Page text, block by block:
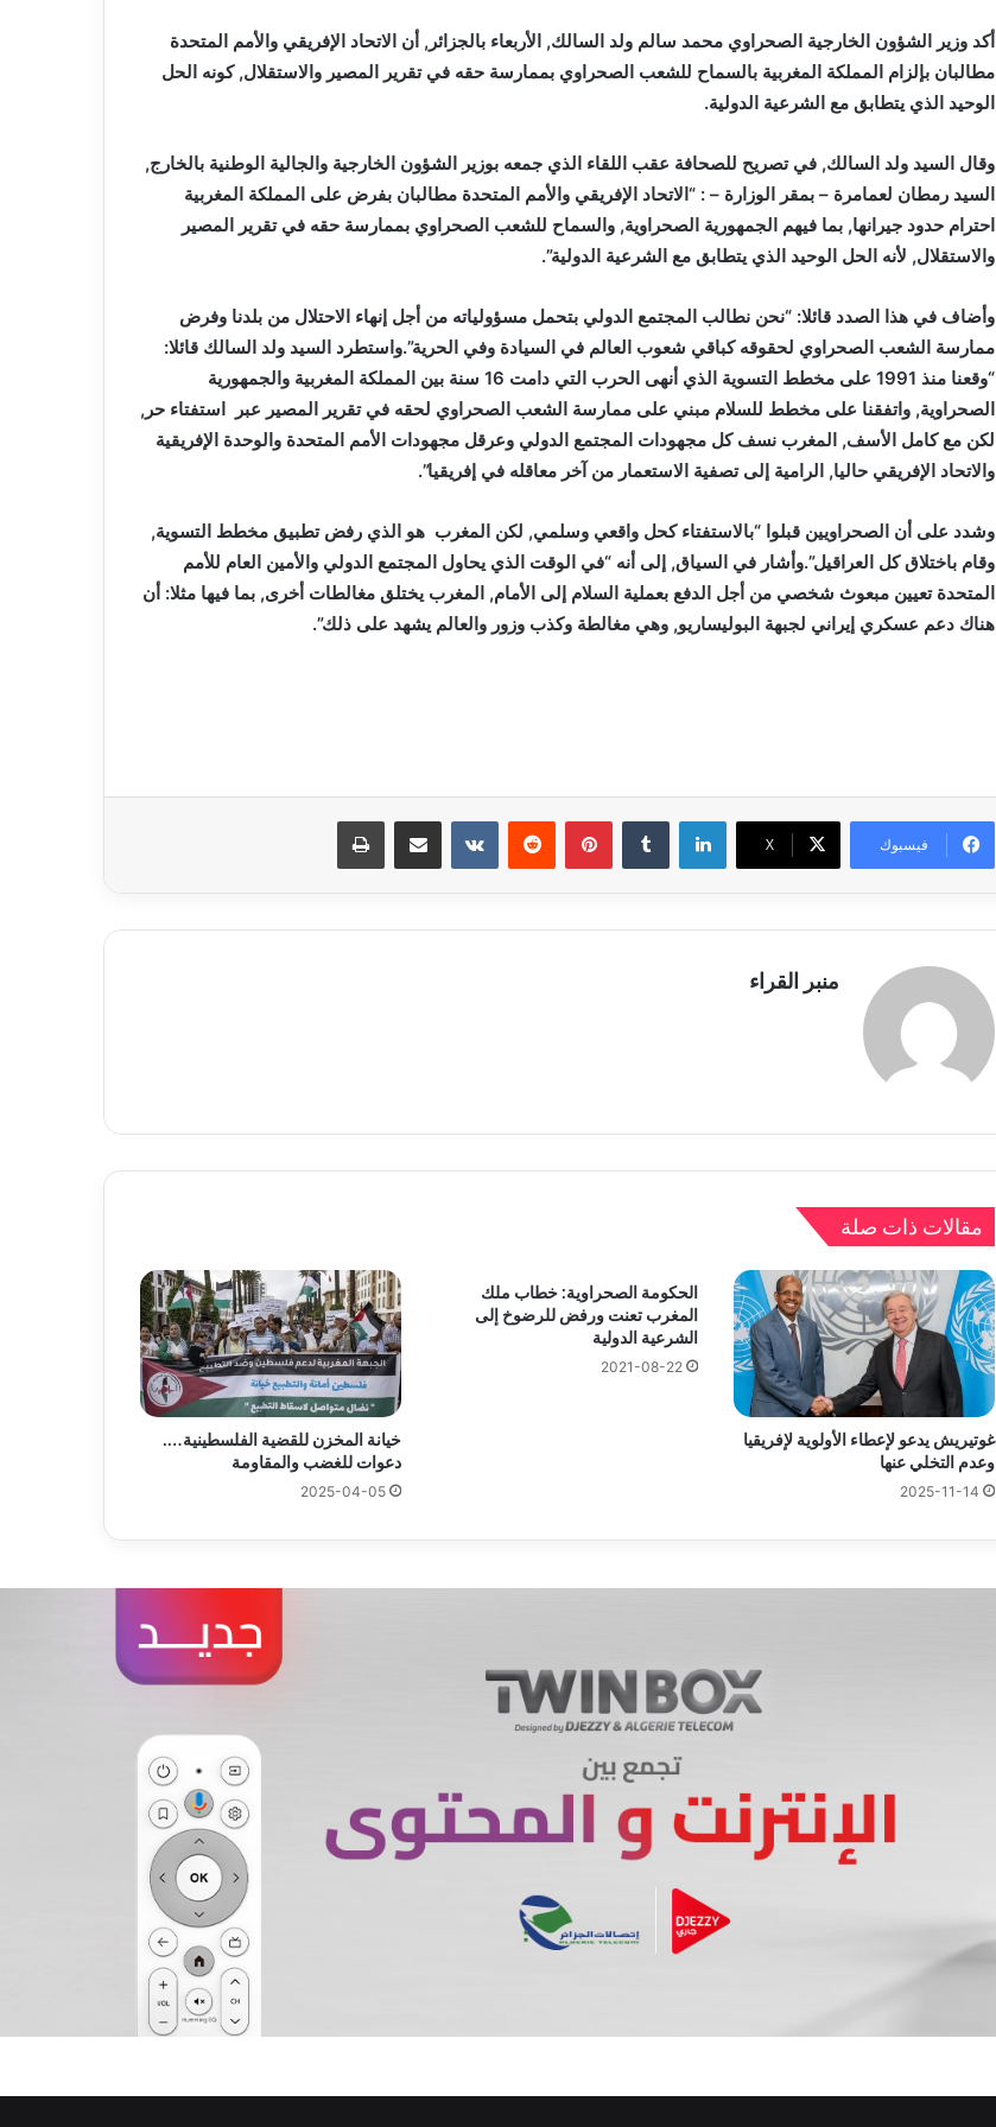
أكد وزير الشؤون الخارجية الصحراوي محمد سالم ولد السالك, الأربعاء بالجزائر, أن الاتحاد الإفريقي والأمم المتحدة
مطالبان بإلزام المملكة المغربية بالسماح للشعب الصحراوي بممارسة حقه في تقرير المصير والاستقلال, كونه الحل
الوحيد الذي يتطابق مع الشرعية الدولية.
وقال السيد ولد السالك, في تصريح للصحافة عقب اللقاء الذي جمعه بوزير الشؤون الخارجية والجالية الوطنية بالخارج,
السيد رمطان لعمامرة – بمقر الوزارة – : “الاتحاد الإفريقي والأمم المتحدة مطالبان بفرض على المملكة المغربية
احترام حدود جيرانها, بما فيهم الجمهورية الصحراوية, والسماح للشعب الصحراوي بممارسة حقه في تقرير المصير
والاستقلال, لأنه الحل الوحيد الذي يتطابق مع الشرعية الدولية”.
وأضاف في هذا الصدد قائلا: “نحن نطالب المجتمع الدولي بتحمل مسؤولياته من أجل إنهاء الاحتلال من بلدنا وفرض
ممارسة الشعب الصحراوي لحقوقه كباقي شعوب العالم في السيادة وفي الحرية”.واستطرد السيد ولد السالك قائلا:
“وقعنا منذ 1991 على مخطط التسوية الذي أنهى الحرب التي دامت 16 سنة بين المملكة المغربية والجمهورية
الصحراوية, واتفقنا على مخطط للسلام مبني على ممارسة الشعب الصحراوي لحقه في تقرير المصير عبر استفتاء حر,
لكن مع كامل الأسف, المغرب نسف كل مجهودات المجتمع الدولي وعرقل مجهودات الأمم المتحدة والوحدة الإفريقية
والاتحاد الإفريقي حاليا, الرامية إلى تصفية الاستعمار من آخر معاقله في إفريقيا”.
وشدد على أن الصحراويين قبلوا “بالاستفتاء كحل واقعي وسلمي, لكن المغرب هو الذي رفض تطبيق مخطط التسوية,
وقام باختلاق كل العراقيل”.وأشار في السياق, إلى أنه “في الوقت الذي يحاول المجتمع الدولي والأمين العام للأمم
المتحدة تعيين مبعوث شخصي من أجل الدفع بعملية السلام إلى الأمام, المغرب يختلق مغالطات أخرى, بما فيها مثلا: أن
هناك دعم عسكري إيراني لجبهة البوليساريو, وهي مغالطة وكذب وزور والعالم يشهد على ذلك”.
فيسبوك X
لينكدإن بينتيريست مشاركة عبر البريد
منبر القراء
مقالات ذات صلة
غوتيريش يدعو لإعطاء الأولوية لإفريقيا
وعدم التخلي عنها
2025-11-14
الحكومة الصحراوية: خطاب ملك
المغرب تعنت ورفض للرضوخ إلى
الشرعية الدولية
2021-08-22
خيانة المخزن للقضية الفلسطينية….
دعوات للغضب والمقاومة
2025-04-05